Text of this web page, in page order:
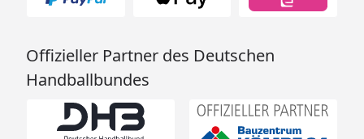
Offizieller Partner des Deutschen
Handballbundes